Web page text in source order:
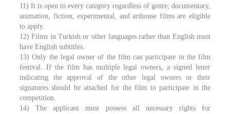
11) It is open to every category regardless of genre; documentary,
animation, fiction, experimental, and arthouse films are eligible
to apply.
12) Films in Turkish or other languages rather than English must
have English subtitles.
13) Only the legal owner of the film can participate in the film
festival. If the film has multiple legal owners, a signed letter
indicating the approval of the other legal owners or their
signatures should be attached for the film to participate in the
competition.
14) The applicant must possess all necessary rights for